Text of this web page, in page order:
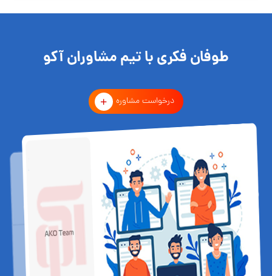
طوفان فکری با تیم مشاوران آکو
درخواست مشاوره